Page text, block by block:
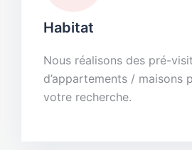
Habitat
Nous réalisons des pré-
d’appartements / maisons
votre recherche.